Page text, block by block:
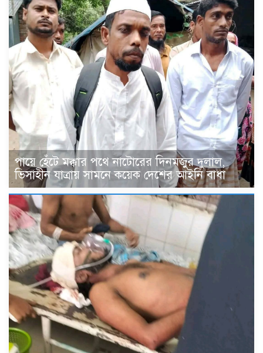
পায়ে হেঁটে মক্কার পথে নাটোরের দিনমজুর দুলাল,
ভিসাহীন যাত্রায় সামনে কয়েক দেশের আইনি বাধা